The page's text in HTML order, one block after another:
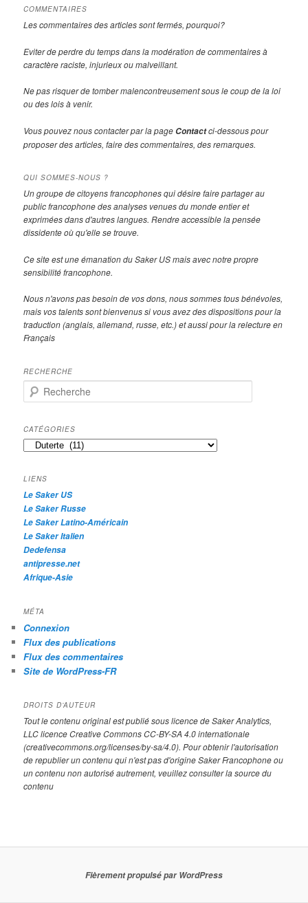
COMMENTAIRES
Les commentaires des articles sont fermés, pourquoi?
Eviter de perdre du temps dans la modération de commentaires à
caractère raciste, injurieux ou malveillant.
Ne pas risquer de tomber malencontreusement sous le coup de la loi
ou des lois à venir.
Vous pouvez nous contacter par la page Contactci-dessous pour
proposer des articles, faire des commentaires, des remarques.
QUI SOMMES-NOUS ?
Un groupe de citoyens francophones qui désire faire partager au
public francophone des analyses venues du monde entier et
exprimées dans d'autres langues. Rendre accessible la pensée
dissidente où qu'elle se trouve.
Ce site est une émanation du Saker US mais avec notre propre
sensibilité francophone.
Nous n'avons pas besoin de vos dons, nous sommes tous bénévoles,
mais vos talents sont bienvenus si vous avez des dispositions pour la
traduction (anglais, allemand, russe, etc.) et aussi pour la relecture en
Français
RECHERCHE
e
h
e
r
h
e
CATÉGORIES
Catégories
LIENS
Le Saker US
Le Saker Russe
Le Saker Latino-Américain
Le Saker Italien
Dedefensa
antipresse.net
Afrique-Asie
MÉTA
Connexion
Flux des publications
Flux des commentaires
Site de WordPress-FR
DROITS D’AUTEUR
Tout le contenu original est publié sous licence de Saker Analytics,
LLC licence Creative Commons CC-BY-SA 4.0 internationale
(creativecommons.org/licenses/by-sa/4.0). Pour obtenir l'autorisation
de republier un contenu qui n'est pas d'origine Saker Francophone ou
un contenu non autorisé autrement, veuillez consulter la source du
contenu
Fièrement propulsé par WordPress